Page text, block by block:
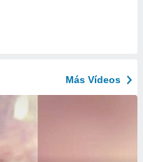
Más Vídeos